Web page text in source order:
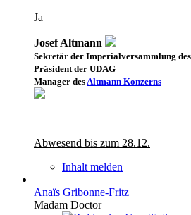
Ja
Josef Altmann
Sekretär der Imperialversammlung
Präsident der UDAG
Manager des Altmann Konzerns
Abwesend bis zum 28.12.
Inhalt melden
Anaïs Gribonne-Fritz
Madam Doctor